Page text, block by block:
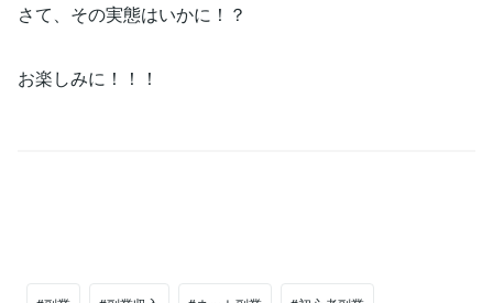
さて、その実態はいかに！？
お楽しみに！！！